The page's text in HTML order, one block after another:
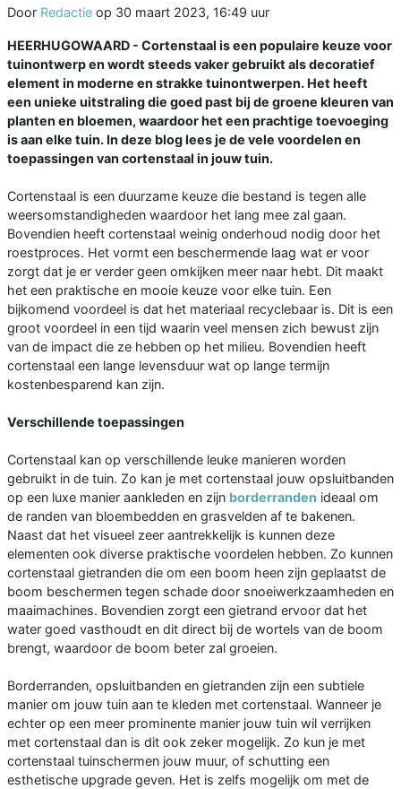
Door Redactie op 30 maart 2023, 16:49 uur
HEERHUGOWAARD - Cortenstaal is een populaire keuze voor
tuinontwerp en wordt steeds vaker gebruikt als decoratief
element in moderne en strakke tuinontwerpen. Het heeft
een unieke uitstraling die goed past bij de groene kleuren van
planten en bloemen, waardoor het een prachtige toevoeging
is aan elke tuin. In deze blog lees je de vele voordelen en
toepassingen van cortenstaal in jouw tuin.
Cortenstaal is een duurzame keuze die bestand is tegen alle
weersomstandigheden waardoor het lang mee zal gaan.
Bovendien heeft cortenstaal weinig onderhoud nodig door het
roestproces. Het vormt een beschermende laag wat er voor
zorgt dat je er verder geen omkijken meer naar hebt. Dit maakt
het een praktische en mooie keuze voor elke tuin. Een
bijkomend voordeel is dat het materiaal recyclebaar is. Dit is een
groot voordeel in een tijd waarin veel mensen zich bewust zijn
van de impact die ze hebben op het milieu. Bovendien heeft
cortenstaal een lange levensduur wat op lange termijn
kostenbesparend kan zijn.
Verschillende toepassingen
Cortenstaal kan op verschillende leuke manieren worden
gebruikt in de tuin. Zo kan je met cortenstaal jouw opsluitbanden
op een luxe manier aankleden en zijn borderranden ideaal om
de randen van bloembedden en grasvelden af te bakenen.
Naast dat het visueel zeer aantrekkelijk is kunnen deze
elementen ook diverse praktische voordelen hebben. Zo kunnen
cortenstaal gietranden die om een boom heen zijn geplaatst de
boom beschermen tegen schade door snoeiwerkzaamheden en
maaimachines. Bovendien zorgt een gietrand ervoor dat het
water goed vasthoudt en dit direct bij de wortels van de boom
brengt, waardoor de boom beter zal groeien.
Borderranden, opsluitbanden en gietranden zijn een subtiele
manier om jouw tuin aan te kleden met cortenstaal. Wanneer je
echter op een meer prominente manier jouw tuin wil verrijken
met cortenstaal dan is dit ook zeker mogelijk. Zo kun je met
cortenstaal tuinschermen jouw muur, of schutting een
esthetische upgrade geven. Het is zelfs mogelijk om met de